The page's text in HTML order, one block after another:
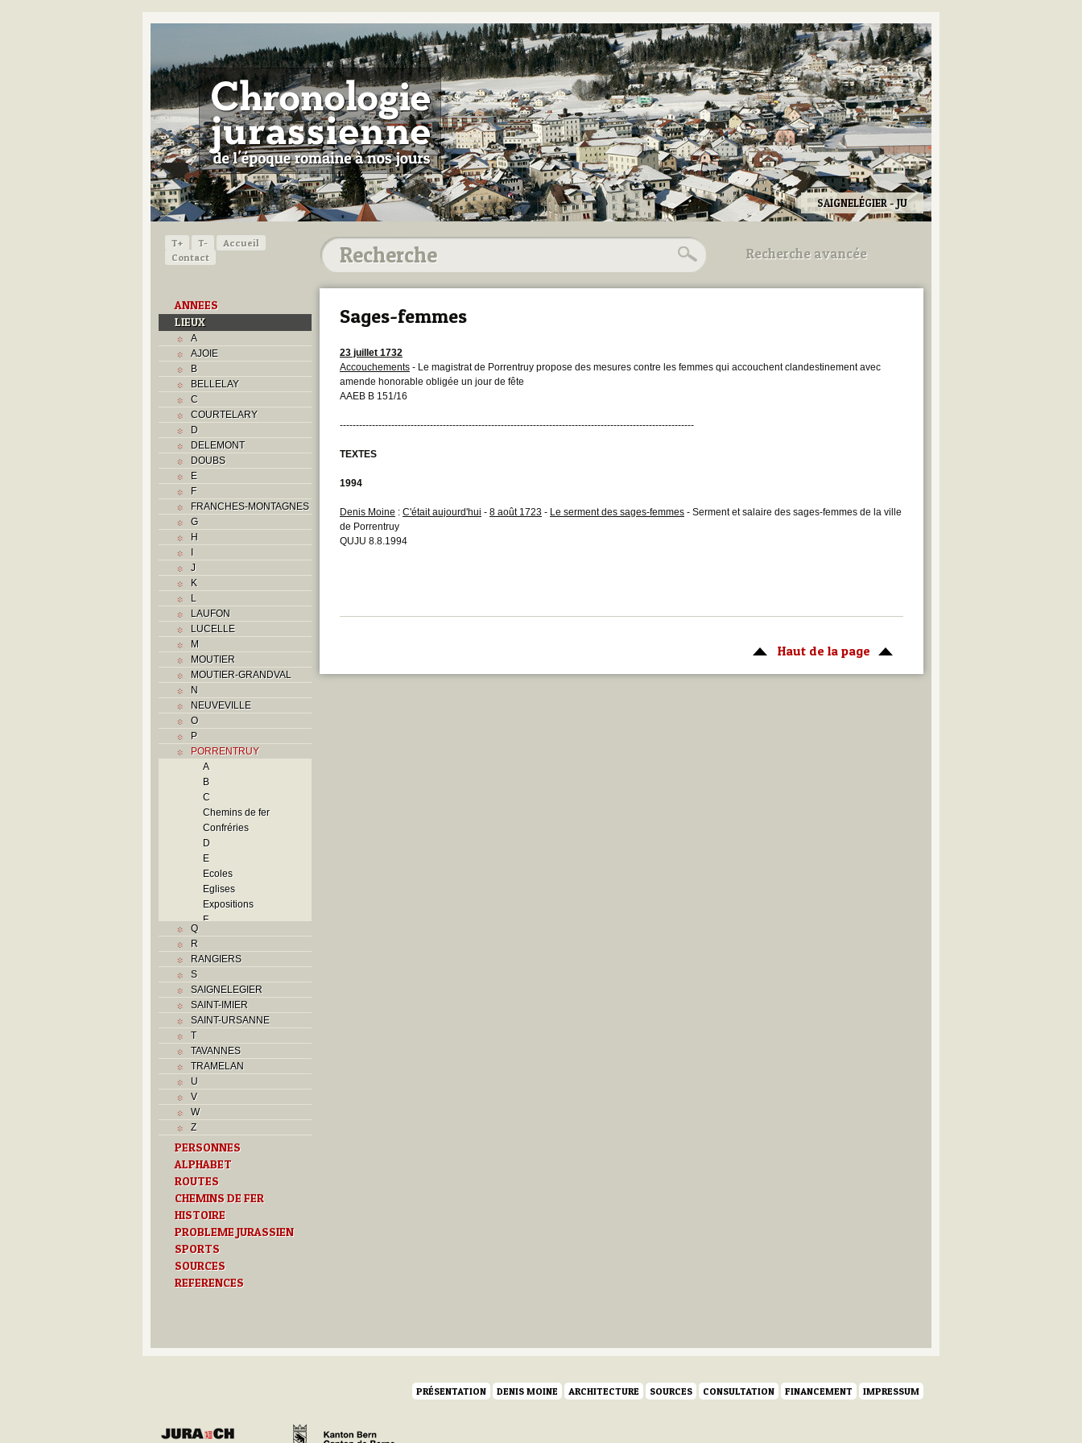
SAIGNELÉGIER - JU
T+ T-
Accueil
Contact
ANNEES
LIEUX
A
AJOIE
B
BELLELAY
C
COURTELARY
D
DELEMONT
DOUBS
E
F
FRANCHES-MONTAGNES
G
H
I
J
K
L
LAUFON
LUCELLE
M
MOUTIER
MOUTIER-GRANDVAL
N
NEUVEVILLE
O
P
PORRENTRUY
A
B
C
Chemins de fer
Confréries
D
E
Ecoles
Eglises
Expositions
F
H
I
J
K
M
Monuments historiques
Paroisses
R
S
Sociétés locales
T
U
V
Z
Q
R
RANGIERS
S
SAIGNELEGIER
SAINT-IMIER
SAINT-URSANNE
T
TAVANNES
TRAMELAN
U
V
W
Z
PERSONNES
ALPHABET
ROUTES
CHEMINS DE FER
HISTOIRE
PROBLEME JURASSIEN
SPORTS
SOURCES
REFERENCES
Recherche avancée
Utilisez les champs ci-dessous
Sages-femmes
23 juillet 1732
Accouchements - Le magistrat de Porrentruy propose des mesures contre les femmes qui accouchent clandestinement avec
amende honorable obligée un jour de fête
AAEB B 151/16
--------------------------------------------------------------------------------------------------------------
TEXTES
1994
Denis Moine : C'était aujourd'hui - 8 août 1723 - Le serment des sages-femmes - Serment et salaire des sages-femmes de la ville
de Porrentruy
QUJU 8.8.1994
Haut de la page
PRÉSENTATION DENIS MOINE ARCHITECTURE SOURCES CONSULTATION FINANCEMENT IMPRESSUM